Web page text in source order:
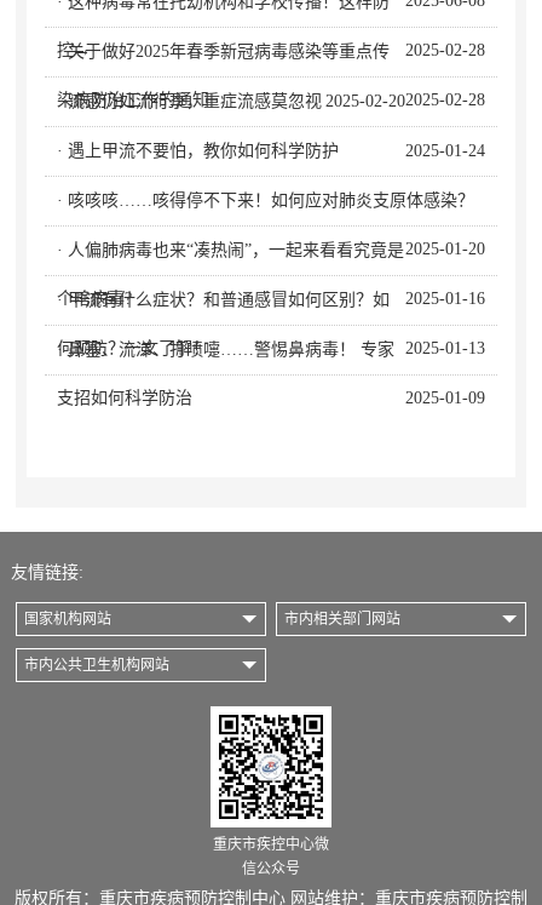
控→ 2025-02-28
· 关于做好2025年春季新冠病毒感染等重点传
染病防治工作的通知 2025-02-28
· 流感仍处流行季，重症流感莫忽视 2025-02-20
· 遇上甲流不要怕，教你如何科学防护 2025-01-24
· 咳咳咳……咳得停不下来！如何应对肺炎支原体感染？
2025-01-20
· 人偏肺病毒也来“凑热闹”，一起来看看究竟是
个啥病毒? 2025-01-16
· 甲流有什么症状？和普通感冒如何区别？如
何预防？一文了解！ 2025-01-13
· 鼻塞、流涕、打喷嚏……警惕鼻病毒！ 专家
支招如何科学防治 2025-01-09
友情链接:
国家机构网站 市内相关部门网站
市内公共卫生机构网站
重庆市疾控中心微
信公众号
版权所有：重庆市疾病预防控制中心 网站维护：重庆市疾病预防控制